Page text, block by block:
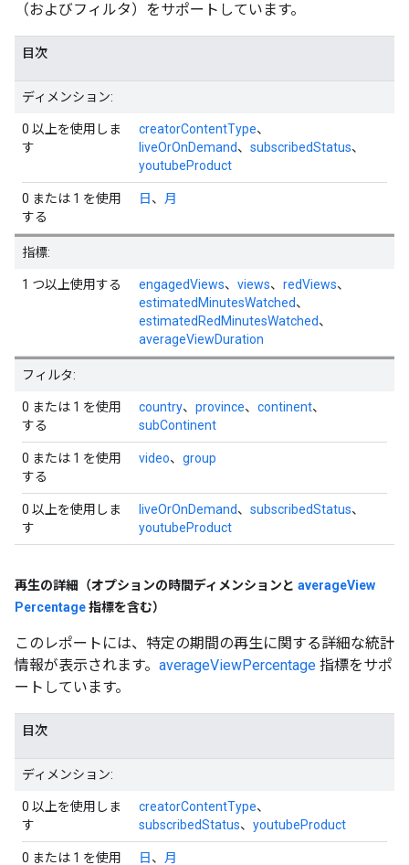
（およびフィルタ）をサポートしています。
目次
ディメンション:
0 以上を使用しま
す
creatorContentType、
liveOrOnDemand、 subscribedStatus、
youtubeProduct
0 または 1 を使用
する
日 、 月
指標:
1 つ以上使用する engagedViews、 views、 redViews、
estimatedMinutesWatched、
estimatedRedMinutesWatched、
averageViewDuration
フィルタ:
0 または 1 を使用
する
country、 province、 continent、
subContinent
0 または 1 を使用
する
video、 group
0 以上を使用しま
す
liveOrOnDemand、 subscribedStatus、
youtubeProduct
再生の詳細（オプションの時間ディメンションと averageView
Percentage指標を含む）
このレポートには、特定の期間の再生に関する詳細な統計
情報が表示されます。 averageViewPercentage 指標をサポ
ートしています。
目次
ディメンション:
0 以上を使用しま
す
creatorContentType、
subscribedStatus、 youtubeProduct
0 または 1 を使用 日 、 月